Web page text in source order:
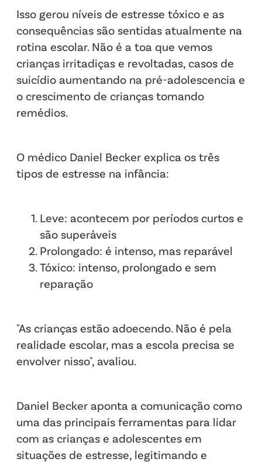
Isso gerou níveis de estresse tóxico e as
consequências são sentidas atualmente na
rotina escolar. Não é a toa que vemos
crianças irritadiças e revoltadas, casos de
suicídio aumentando na pré-adolescencia e
o crescimento de crianças tomando
remédios.
O médico Daniel Becker explica os três
tipos de estresse na infância:
Leve: acontecem por períodos curtos e
são superáveis
Prolongado: é intenso, mas reparável
Tóxico: intenso, prolongado e sem
reparação
"As crianças estão adoecendo. Não é pela
realidade escolar, mas a escola precisa se
envolver nisso", avaliou.
Daniel Becker aponta a comunicação como
uma das principais ferramentas para lidar
com as crianças e adolescentes em
situações de estresse, legitimando e